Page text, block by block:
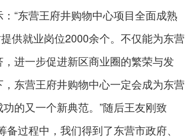
“东营王府井购物中心项目全面成熟
供就业岗位2000余个。不仅能为东营
进一步促进新区商业圈的繁荣与发
东营王府井购物中心一定会成为东营
的又一个新典范。”随后王友刚致
过程中，我们得到了东营市政府、